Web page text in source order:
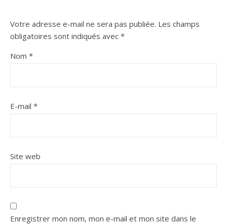
Votre adresse e-mail ne sera pas publiée. Les champs
obligatoires sont indiqués avec *
Nom *
E-mail *
Site web
Enregistrer mon nom, mon e-mail et mon site dans le